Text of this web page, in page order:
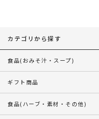
カテゴリから探す
食品(おみそ汁・スープ)
ギフト商品
食品(ハーブ・素材・その他)